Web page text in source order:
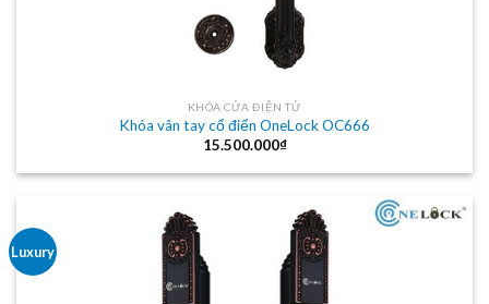
KHÓA CỬA ĐIỆN TỬ
Khóa vân tay cổ điển OneLock OC666
15.500.000₫
Luxury